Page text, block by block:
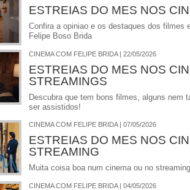
ESTREIAS DO MES NOS
Confira a opiniao e os destaques dos filmes
Felipe Boso Brida
CINEMA COM FELIPE BRIDA | 22/05/2026
ESTREIAS DO MES NOS
STREAMINGS
Descubra que tem bons filmes, alguns nem
ser assistidos!
CINEMA COM FELIPE BRIDA | 07/05/2026
ESTREIAS DO MES NOS
STREAMING
Muita coisa boa num cinema ou no streaming
CINEMA COM FELIPE BRIDA | 04/05/2026